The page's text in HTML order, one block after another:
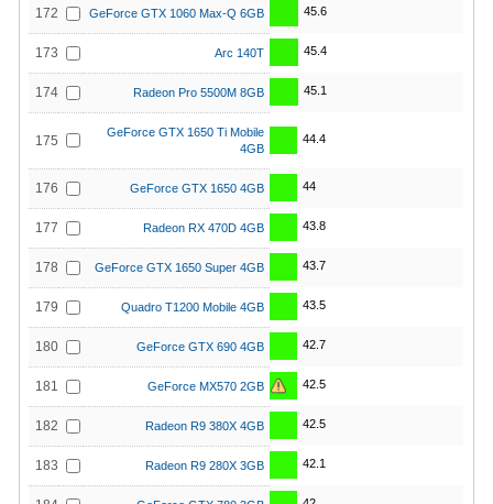
172 GeForce GTX 1060 Max-Q 6GB 45.6
173 Arc 140T 45.4
174 Radeon Pro 5500M 8GB 45.1
175
GeForce GTX 1650 Ti Mobile
4GB
44.4
176 GeForce GTX 1650 4GB 44
177 Radeon RX 470D 4GB 43.8
178 GeForce GTX 1650 Super 4GB 43.7
179 Quadro T1200 Mobile 4GB 43.5
180 GeForce GTX 690 4GB 42.7
181 GeForce MX570 2GB 42.5
182 Radeon R9 380X 4GB 42.5
183 Radeon R9 280X 3GB 42.1